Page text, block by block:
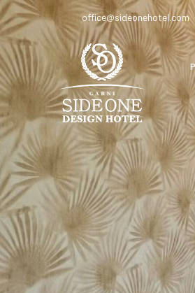
office@sideonehotel.com